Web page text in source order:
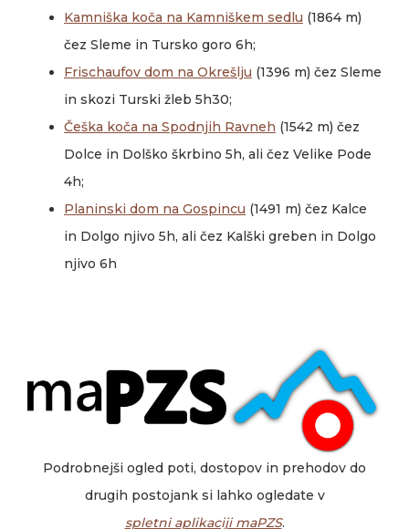
Kamniška koča na Kamniškem sedlu (1864 m)
čez Sleme in Tursko goro 6h;
Frischaufov dom na Okrešlju (1396 m) čez Sleme
in skozi Turski žleb 5h30;
Češka koča na Spodnjih Ravneh (1542 m) čez
Dolce in Dolško škrbino 5h, ali čez Velike Pode
4h;
Planinski dom na Gospincu (1491 m) čez Kalce
in Dolgo njivo 5h, ali čez Kalški greben in Dolgo
njivo 6h
Podrobnejši ogled poti, dostopov in prehodov do
drugih postojank si lahko ogledate v
spletni aplikaciji maPZS.